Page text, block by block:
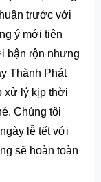
trước với
ý mới tiên
bận rộn nhưng
Thành Phát
xử lý kịp thời
Chúng tôi
lễ tết với
sẽ hoàn toàn